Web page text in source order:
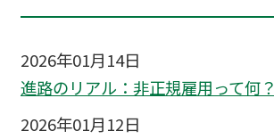
2026年01月14日
進路のリアル：非正規雇用って何？
2026年01月12日